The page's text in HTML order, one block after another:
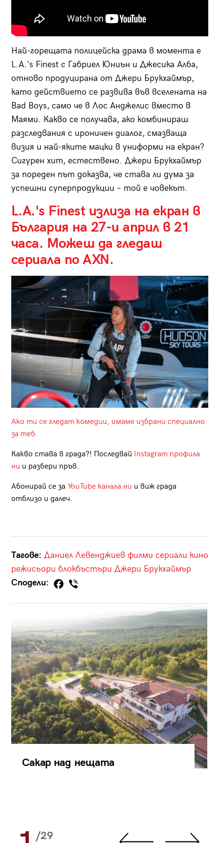
Най-горещата полицейска драма в момента е
L.A.'s Finest с Габриел Юниън и Джесика Алба,
отново продуцирана от Джери Брукхаймър,
като действието се развива във вселената на
Bad Boys, само че в Лос Анджелис вместо в
Маями. Какво се получава, ако комбинираш
разследвания с ироничен диалог, смазваща
визия и най-яките мацки в униформи на екран?
Сигурен хит, естествено. Джери Брукхаймър
за пореден път доказва, че става ли дума за
успешни суперпродукции – той е човекът.
L.А.'s Finest излиза на екран в
България на 27-и април в 21
часа. Можеш да гледаш
сериала по AXN.
Ако ти се гледат комедии, имаме избрани специално
за теб.
Какво става в града?! Последвай Instagram профила
ни и разбери пръв.
Абонирай се за YouTube канала ни и виж града
отблизо и далеч.
Тагове: Даниел Левенджиев филми сериали кино
режисьори блокбъстъри Джери Брукхаймър
Сподели:
Сакар над нещата
/29